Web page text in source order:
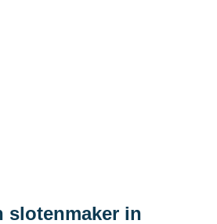
slotenmaker in